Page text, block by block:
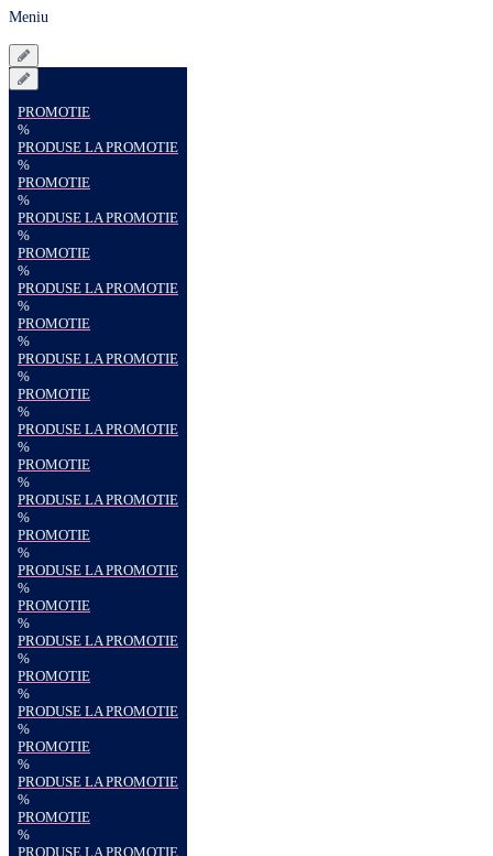
Meniu
PROMOTIE
%
PRODUSE LA PROMOTIE
%
PROMOTIE
%
PRODUSE LA PROMOTIE
%
PROMOTIE
%
PRODUSE LA PROMOTIE
%
PROMOTIE
%
PRODUSE LA PROMOTIE
%
PROMOTIE
%
PRODUSE LA PROMOTIE
%
PROMOTIE
%
PRODUSE LA PROMOTIE
%
PROMOTIE
%
PRODUSE LA PROMOTIE
%
PROMOTIE
%
PRODUSE LA PROMOTIE
%
PROMOTIE
%
PRODUSE LA PROMOTIE
%
PROMOTIE
%
PRODUSE LA PROMOTIE
%
PROMOTIE
%
PRODUSE LA PROMOTIE